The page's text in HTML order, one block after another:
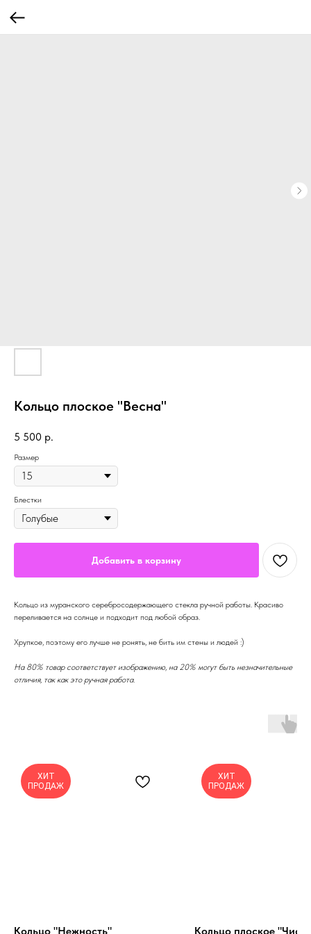
Кольцо плоское "Весна"
5 500 р.
Размер
Блестки
Добавить в корзину
Кольцо из муранского серебросодержающего стекла ручной работы. Красиво
переливается на солнце и подходит под любой образ.
Хрупкое, поэтому его лучше не ронять, не бить им стены и людей :)
На 80% товар соответствует изображению, на 20% могут быть незначительные
отличия, так как это ручная работа.
ХИТ
ПРОДАЖ
Кольцо "Нежность"
ХИТ
ПРОДАЖ
Кольцо плоское